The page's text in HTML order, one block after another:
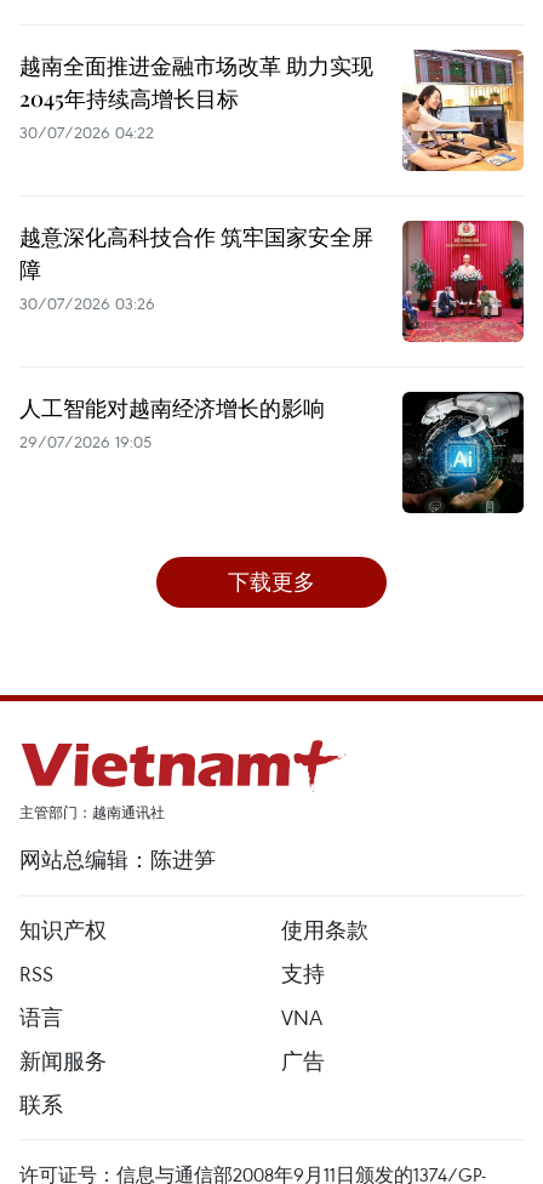
越南全面推进金融市场改革 助力实现
2045年持续高增长目标
30/07/2026 04:22
越意深化高科技合作 筑牢国家安全屏
障
30/07/2026 03:26
人工智能对越南经济增长的影响
29/07/2026 19:05
下载更多
主管部门：越南通讯社
网站总编辑：陈进笋
知识产权
使用条款
RSS
支持
语言
VNA
新闻服务
广告
联系
许可证号：信息与通信部2008年9月11日颁发的1374/GP-